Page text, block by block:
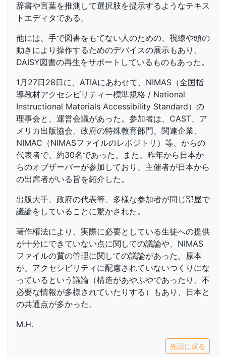
辞書や言葉を推測して選択肢を提示するようなテキス
トエディタである。
他には、手で図書をもてない人のための、視線や頭の
動きにより操作するためのデバイスの展示もあり、
DAISY図書の再生をサポートしているものもあった。
1月27日28日に、ATIAにあわせて、NIMAS（全国指
導教材アクセシビリティー標準規格 / National
Instructional Materials Accessibility Standard）の
理事会と、運営会議があった。参加者は、CAST、ア
メリカ出版協会、政府の特殊教育部門、関連企業、
NIMAC（NIMASファイルのレポジトリ）等、からの
代表者で、約30名であった。また、昨年から日本か
らのオブザーバーが参加しており、主催者が日本から
の出席者がいる旨を紹介した。
出版大手、政府の代表等、多様な参加者が同じ部屋で
議論をしていることに驚かされた。
著作権法により、実際に必要としている生徒への提供
が十分にできていない点に関しての議論や、NIMAS
ファイルの質の管理に関しての議論があった。原本
が、アクセシビリティに配慮されていないつくりにな
っているという議論（構造があやふやであったり、不
必要な情報が多様されていたりする）もあり、日本と
の共通点が多かった。
M.H.
先頭に戻る